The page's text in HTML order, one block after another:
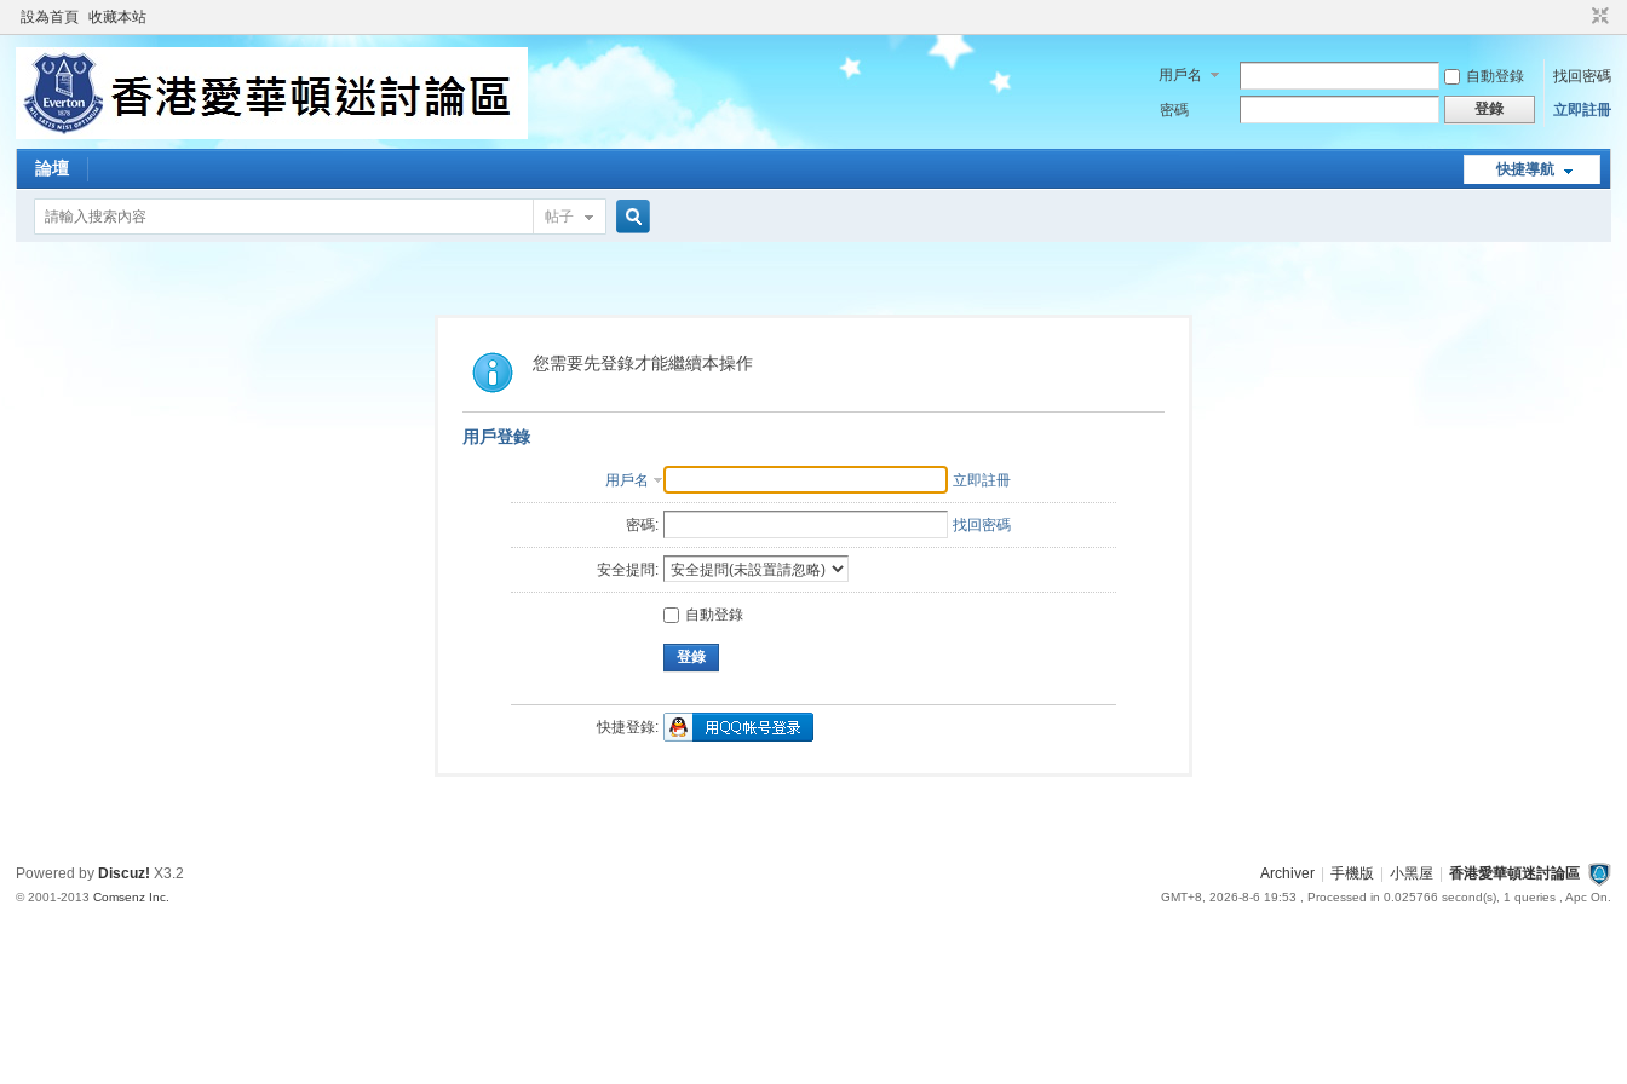
設為首頁 收藏本站
用戶名 自動登錄
找回密碼
密碼
登錄 立即註冊
快捷導航
論壇
帖子
索
您需要先登錄才能繼續本操作
用戶登錄
用戶名 立即註冊
密碼: 找回密碼
安全提問:
自動登錄
登錄
快捷登錄:
Archiver 手機版 小黑屋 香港愛華頓迷討論區
GMT+8, 2026-8-6 19:53 , Processed in 0.025766 second(s), 1 queries , Apc On.
Powered by Discuz! X3.2
© 2001-2013Comsenz Inc.